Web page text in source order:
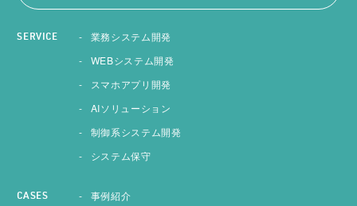
SERVICE
業務システム開発
WEBシステム開発
スマホアプリ開発
AIソリューション
制御系システム開発
システム保守
CASES 事例紹介